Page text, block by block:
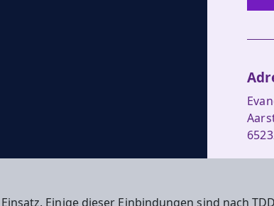
Einige dieser Einbindungen sind nach
Tel.